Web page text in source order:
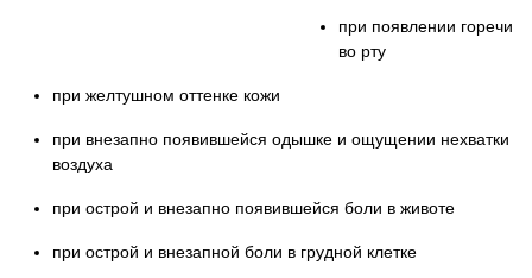
при появлении горечи
во рту
при желтушном оттенке кожи
при внезапно появившейся одышке и ощущении нехватки
воздуха
при острой и внезапно появившейся боли в животе
при острой и внезапной боли в грудной клетке